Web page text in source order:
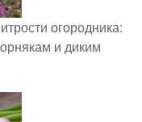
огородника:
и диким